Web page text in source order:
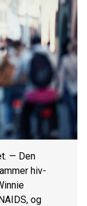
— Den
hiv-
og